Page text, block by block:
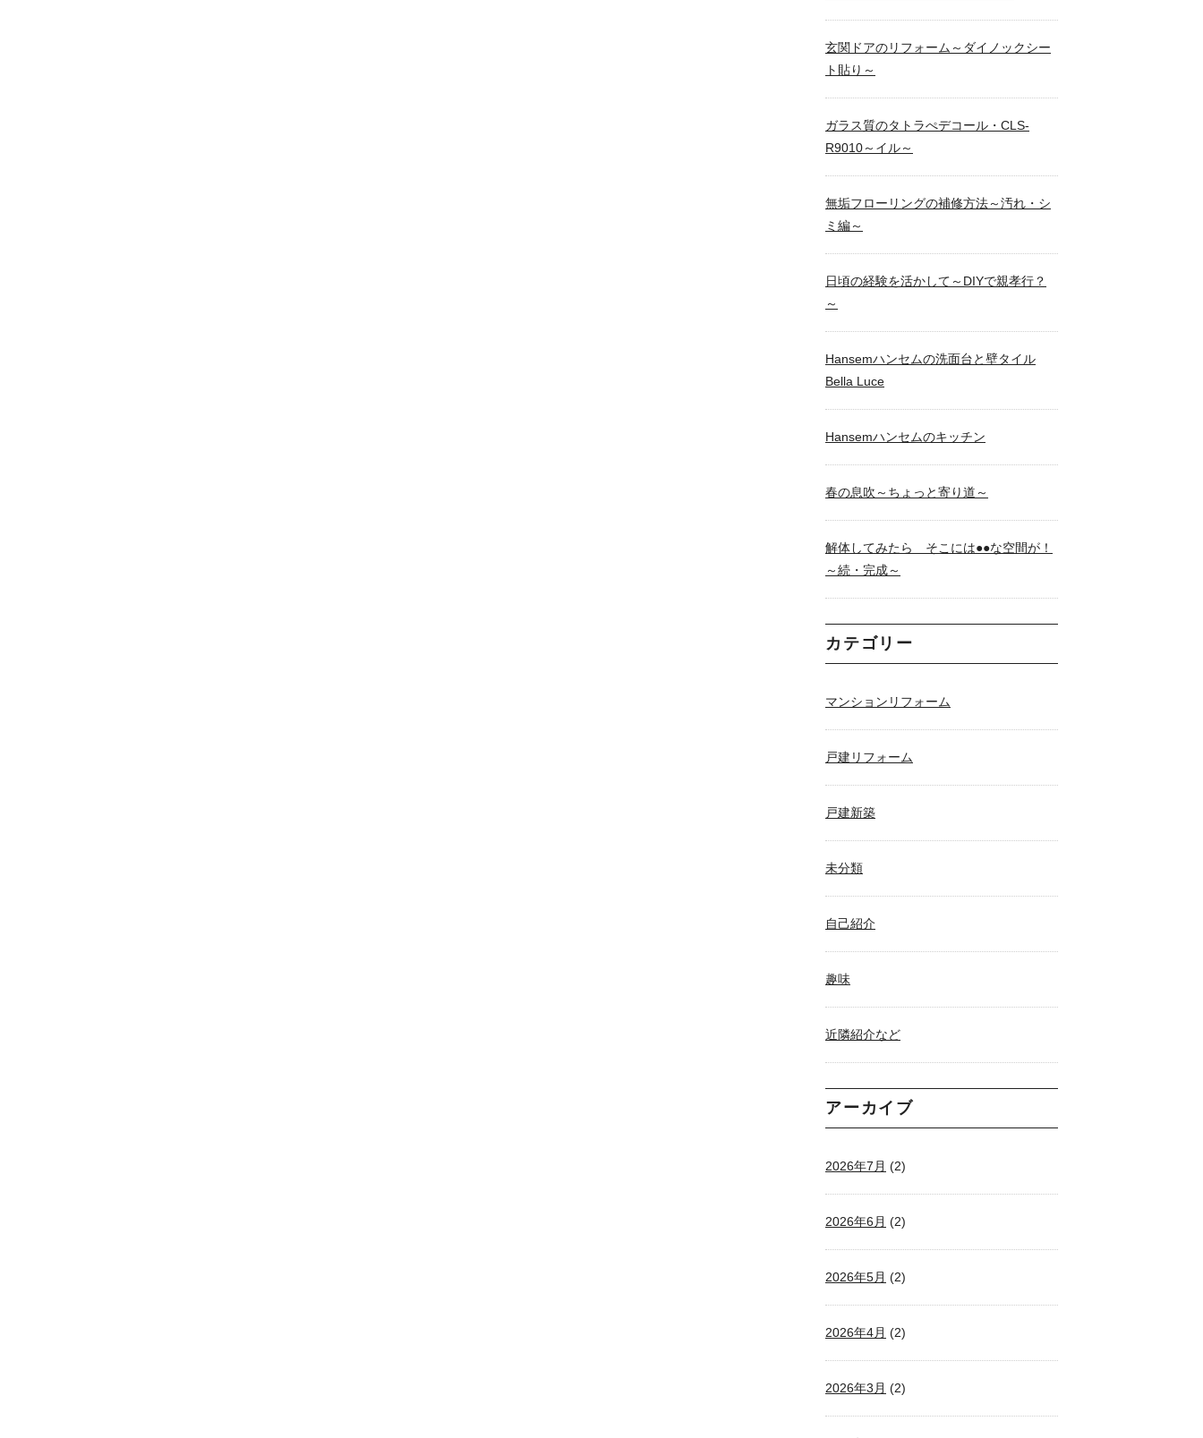
玄関ドアのリフォーム～ダイノックシー
ト貼り～
ガラス質のタトラぺデコール・CLS-
R9010～イル～
無垢フローリングの補修方法～汚れ・シ
ミ編～
日頃の経験を活かして～DIYで親孝行？
～
Hansemハンセムの洗面台と壁タイル
Bella Luce
Hansemハンセムのキッチン
春の息吹～ちょっと寄り道～
解体してみたら そこには●●な空間が！
～続・完成～
カテゴリー
マンションリフォーム
戸建リフォーム
戸建新築
未分類
自己紹介
趣味
近隣紹介など
アーカイブ
2026年7月 (2)
2026年6月 (2)
2026年5月 (2)
2026年4月 (2)
2026年3月 (2)